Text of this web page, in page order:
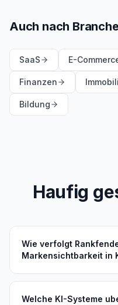
Auch nach
SaaS E-
Finanzen
Bildung
Haufig
Wie verfolgt
Markensichtbarkeit in
Welche KI-Systeme